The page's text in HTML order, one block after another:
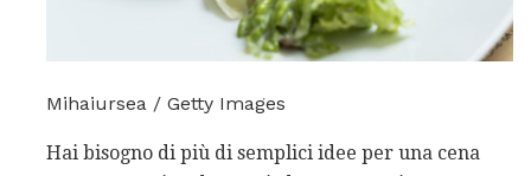
Mihaiursea / Getty Images
Hai bisogno di più di semplici idee per una cena